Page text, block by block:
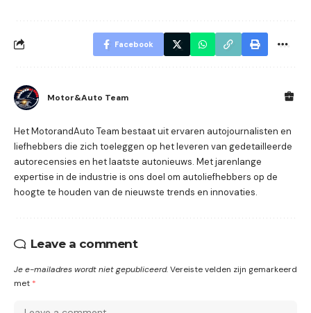
Facebook
Motor&Auto Team
Het MotorandAuto Team bestaat uit ervaren autojournalisten en
liefhebbers die zich toeleggen op het leveren van gedetailleerde
autorecensies en het laatste autonieuws. Met jarenlange
expertise in de industrie is ons doel om autoliefhebbers op de
hoogte te houden van de nieuwste trends en innovaties.
Leave a comment
Je e-mailadres wordt niet gepubliceerd.Vereiste velden zijn gemarkeerd
met *